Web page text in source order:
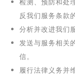
反我们服务条款
分析并改进我们
发送与服务相关
信。
履行法律义务并